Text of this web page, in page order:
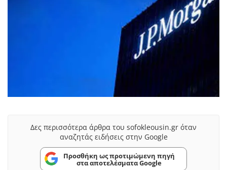
Δες περισσότερα άρθρα του sofokleousin.gr όταν
αναζητάς ειδήσεις στην Google
Προσθήκη ως προτιμώμενη πηγή
στα αποτελέσματα Google